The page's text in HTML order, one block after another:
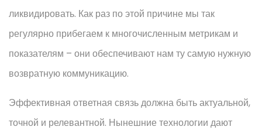
ликвидировать. Как раз по этой причине мы так
регулярно прибегаем к многочисленным метрикам и
показателям – они обеспечивают нам ту самую нужную
возвратную коммуникацию.
Эффективная ответная связь должна быть актуальной,
точной и релевантной. Нынешние технологии дают